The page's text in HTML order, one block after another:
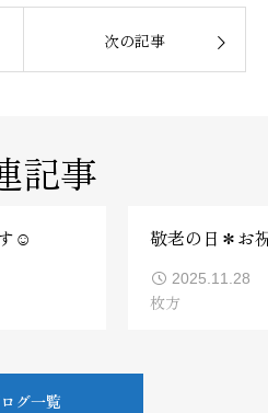
次の記事
記事
☺ 敬老の日＊お
2025.11.28
枚方
グ一覧